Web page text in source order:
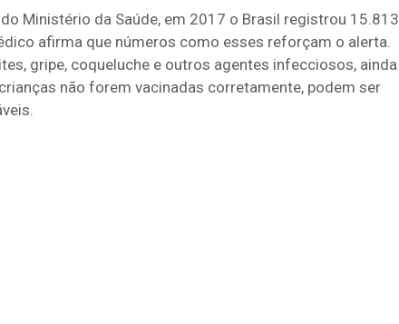
Ministério da Saúde, em 2017 o Brasil registrou 15.813
afirma que números como esses reforçam o alerta.
gripe, coqueluche e outros agentes infecciosos, ainda
não forem vacinadas corretamente, podem ser